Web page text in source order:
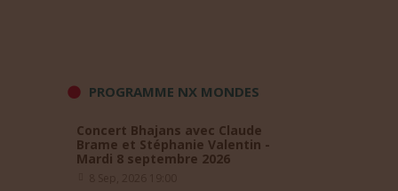
PROGRAMME NX MONDES
Concert Bhajans avec Claude
Brame et Stéphanie Valentin -
Mardi 8 septembre 2026